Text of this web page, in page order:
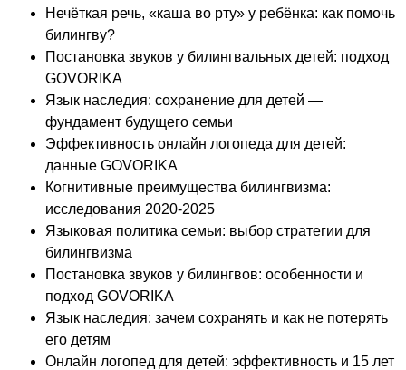
Нечёткая речь, «каша во рту» у ребёнка: как помочь
билингву?
Постановка звуков у билингвальных детей: подход
GOVORIKA
Язык наследия: сохранение для детей —
фундамент будущего семьи
Эффективность онлайн логопеда для детей:
данные GOVORIKA
Когнитивные преимущества билингвизма:
исследования 2020-2025
Языковая политика семьи: выбор стратегии для
билингвизма
Постановка звуков у билингвов: особенности и
подход GOVORIKA
Язык наследия: зачем сохранять и как не потерять
его детям
Онлайн логопед для детей: эффективность и 15 лет